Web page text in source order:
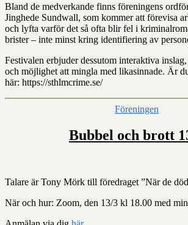
Bland de medverkande finns föreningens
Jinghede Sundwall, som kommer att förevisa
och lyfta varför det så ofta blir fel i
brister – inte minst kring identifiering av
Festivalen erbjuder dessutom interaktiva inslag,
och möjlighet att mingla med likasinnade. Är
här: https://sthlmcrime.se/
Kategorier
Föreningen
Bubbel och brott
Talare är Tony Mörk till föredraget ”När de
När och hur: Zoom, den 13/3 kl 18.00 med